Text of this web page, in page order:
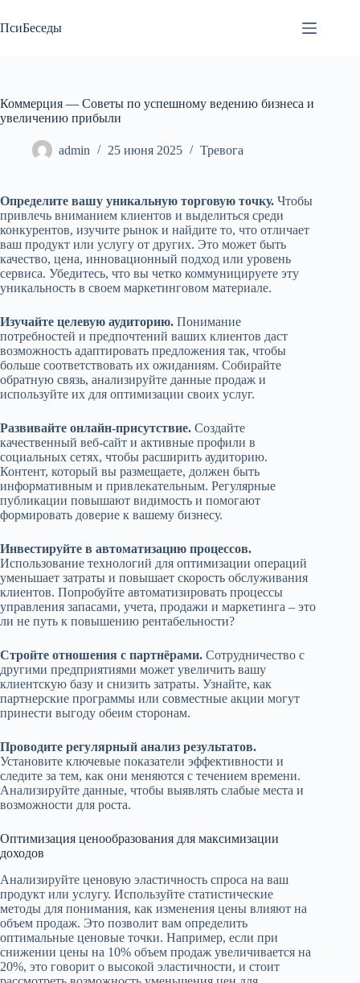
к
сути
ПсиБеседы
Коммерция — Советы по успешному ведению бизнеса и
увеличению прибыли
admin 25 июня 2025 Тревога
Определите вашу уникальную торговую точку. Чтобы
привлечь вниманием клиентов и выделиться среди
конкурентов, изучите рынок и найдите то, что отличает
ваш продукт или услугу от других. Это может быть
качество, цена, инновационный подход или уровень
сервиса. Убедитесь, что вы четко коммуницируете эту
уникальность в своем маркетинговом материале.
Изучайте целевую аудиторию. Понимание
потребностей и предпочтений ваших клиентов даст
возможность адаптировать предложения так, чтобы
больше соответствовать их ожиданиям. Собирайте
обратную связь, анализируйте данные продаж и
используйте их для оптимизации своих услуг.
Развивайте онлайн-присутствие. Создайте
качественный веб-сайт и активные профили в
социальных сетях, чтобы расширить аудиторию.
Контент, который вы размещаете, должен быть
информативным и привлекательным. Регулярные
публикации повышают видимость и помогают
формировать доверие к вашему бизнесу.
Инвестируйте в автоматизацию процессов.
Использование технологий для оптимизации операций
уменьшает затраты и повышает скорость обслуживания
клиентов. Попробуйте автоматизировать процессы
управления запасами, учета, продажи и маркетинга – это
ли не путь к повышению рентабельности?
Стройте отношения с партнёрами. Сотрудничество с
другими предприятиями может увеличить вашу
клиентскую базу и снизить затраты. Узнайте, как
партнерские программы или совместные акции могут
принести выгоду обеим сторонам.
Проводите регулярный анализ результатов.
Установите ключевые показатели эффективности и
следите за тем, как они меняются с течением времени.
Анализируйте данные, чтобы выявлять слабые места и
возможности для роста.
Оптимизация ценообразования для максимизации
доходов
Анализируйте ценовую эластичность спроса на ваш
продукт или услугу. Используйте статистические
методы для понимания, как изменения цены влияют на
объем продаж. Это позволит вам определить
оптимальные ценовые точки. Например, если при
снижении цены на 10% объем продаж увеличивается на
20%, это говорит о высокой эластичности, и стоит